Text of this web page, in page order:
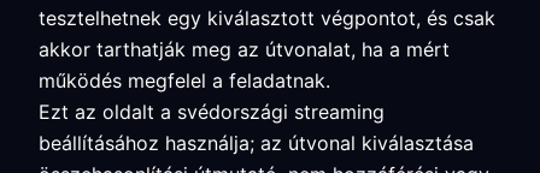
tesztelhetnek egy kiválasztott végpontot, és csak
akkor tarthatják meg az útvonalat, ha a mért
működés megfelel a feladatnak.
Ezt az oldalt a svédországi streaming
beállításához használja; az útvonal kiválasztása